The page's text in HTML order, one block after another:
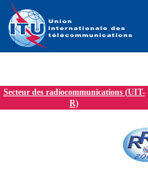
Secteur des radiocommunications (UIT-
R)